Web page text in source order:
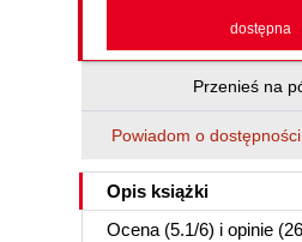
dostępna
Przenieś na
Powiadom o
Opis książki
Ocena (5.1/6) i opinie